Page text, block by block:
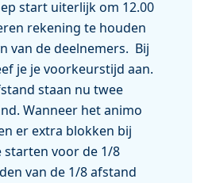
start uiterlijk om 12.00
rekening te houden
van de deelnemers. Bij
je je voorkeurstijd aan.
staan nu twee
Wanneer het animo
er extra blokken bij
starten voor de 1/8
van de 1/8 afstand